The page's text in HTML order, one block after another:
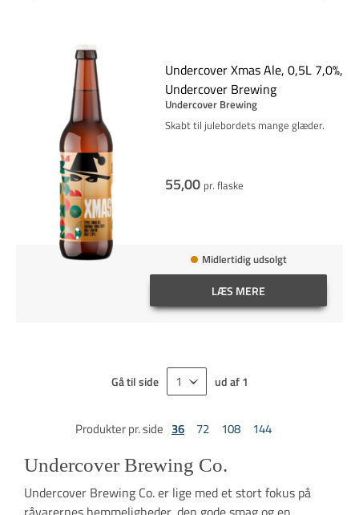
Undercover Xmas Ale, 0,5L 7,0%,
Undercover Brewing
Undercover Brewing
Skabt til julebordets mange glæder.
55,00 pr. flaske
Midlertidig udsolgt
LÆS MERE
Gå til side ud af 1
Produkter pr. side 36 72 108 144
Undercover Brewing Co.
Undercover Brewing Co. er lige med et stort fokus på